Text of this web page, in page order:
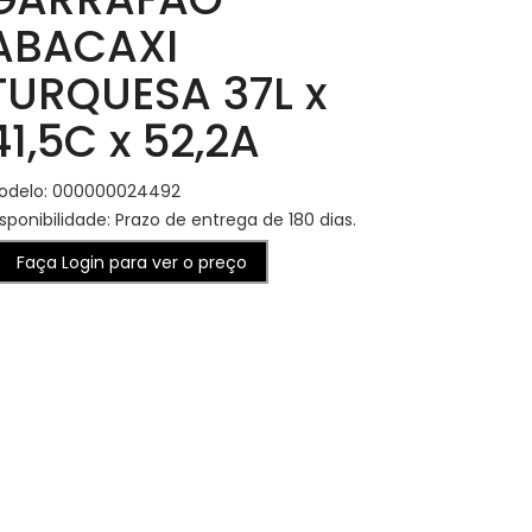
37L x
x 52,2A
000000024492
Prazo de entrega de 180 dias.
Faça Login para ver o preço